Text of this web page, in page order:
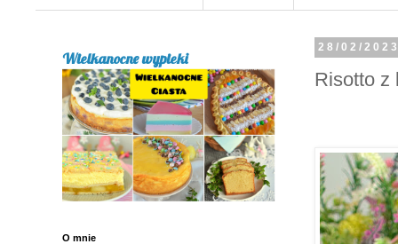
28/02/
Risotto z
Wielkanocne wypieki
O mnie